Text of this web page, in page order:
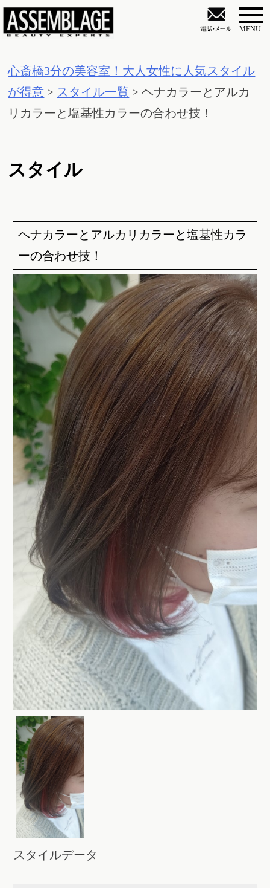
S
k
心斎橋3分の美容室！大人女性に人気スタイル
が得意 > スタイル一覧 >ヘナカラーとアルカ
リカラーと塩基性カラーの合わせ技！
スタイル
ヘナカラーとアルカリカラーと塩基性カラ
ーの合わせ技！
スタイルデータ